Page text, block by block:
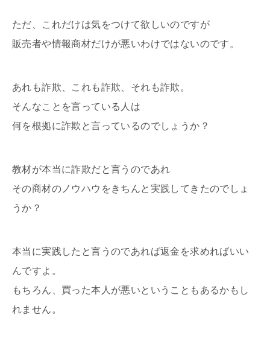
ただ、これだけは気をつけて欲しいのですが
販売者や情報商材だけが悪いわけではないのです。
あれも詐欺、これも詐欺、それも詐欺。
そんなことを言っている人は
何を根拠に詐欺と言っているのでしょうか？
教材が本当に詐欺だと言うのであれ
その商材のノウハウをきちんと実践してきたのでしょ
うか？
本当に実践したと言うのであれば返金を求めればいい
んですよ。
もちろん、買った本人が悪いということもあるかもし
れません。